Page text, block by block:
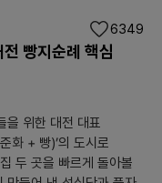
빵지순례 핵심
6349
을 위한 대전 대표
화 + 빵)’의 도시로
두 곳을 빠르게 돌아볼